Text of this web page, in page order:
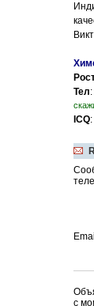
Тел
ICQ:
Email
c